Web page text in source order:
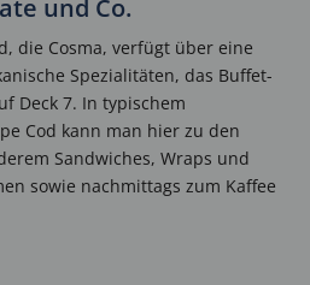
und Co.
die Cosma, verfügt über eine
Spezialitäten, das Buffet-
Deck 7. In typischem
Cod kann man hier zu den
Sandwiches, Wraps und
sowie nachmittags zum Kaffee